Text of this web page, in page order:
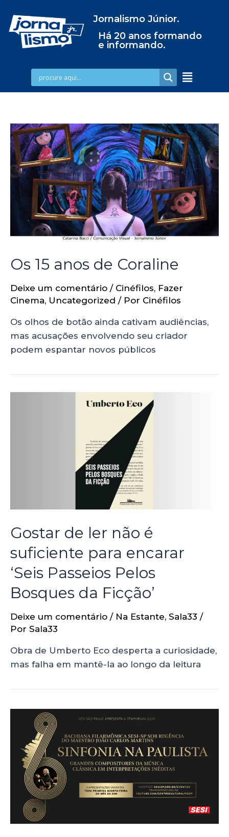
Jornalismo Júnior.
Há 20 anos formando
e informando.
Os 15 anos de Coraline
Deixe um comentário / Cinéfilos, Fazer
Cinema, Uncategorized / Por Cinéfilos
Os olhos de botão ainda cativam audiências,
mas acusações envolvendo seu criador
podem espantar novos públicos
Gostar de ler não é
suficiente para encarar
‘Seis Passeios Pelos
Bosques da Ficção’
Deixe um comentário / Na Estante, Sala33 /
Por Sala33
Obra de Umberto Eco desperta a curiosidade,
mas falha em mantê-la ao longo da leitura